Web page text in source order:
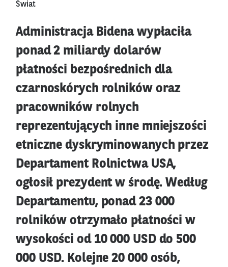
Świat
Administracja Bidena wypłaciła
ponad 2 miliardy dolarów
płatności bezpośrednich dla
czarnoskórych rolników oraz
pracowników rolnych
reprezentujących inne mniejszości
etniczne dyskryminowanych przez
Departament Rolnictwa USA,
ogłosił prezydent w środę. Według
Departamentu, ponad 23 000
rolników otrzymało płatności w
wysokości od 10 000 USD do 500
000 USD. Kolejne 20 000 osób,